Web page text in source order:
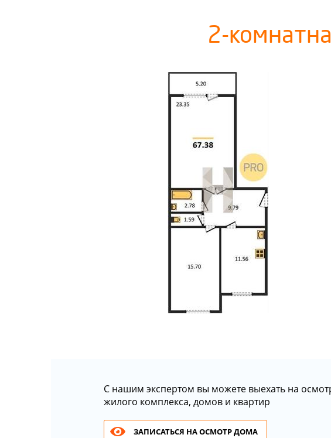
2-
С нашим экспертом вы можете выехать на
жилого комплекса, домов и квартир
ЗАПИСАТЬСЯ НА ОСМОТР ДОМА